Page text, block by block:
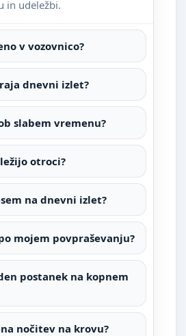
in udeležbi.
v vozovnico?
dnevni izlet?
slabem vremenu?
otroci?
na dnevni izlet?
mojem povpraševanju?
postanek na kopnem
nočitev na krovu?